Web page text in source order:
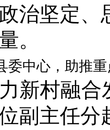
治坚定、
。
委中心，助推
新村融合
副主任